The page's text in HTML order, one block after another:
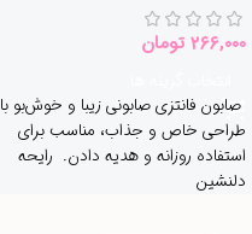
۲۶۶,۰۰۰ تومان
صابون فانتزی صابونی زیبا و خوش‌بو با
طراحی خاص و جذاب، مناسب برای
استفاده روزانه و هدیه دادن. رایحه
دلنشین